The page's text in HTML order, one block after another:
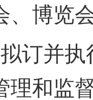
、博览
拟订并
理和监